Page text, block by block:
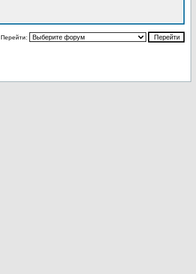
Перейти: